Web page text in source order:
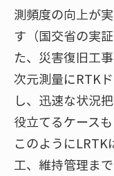
測頻度の向上が
す（国交省の実
た、災害復旧工
次元測量にRTK
し、迅速な状況
役立てるケースも
このようにLRTK
工、維持管理ま